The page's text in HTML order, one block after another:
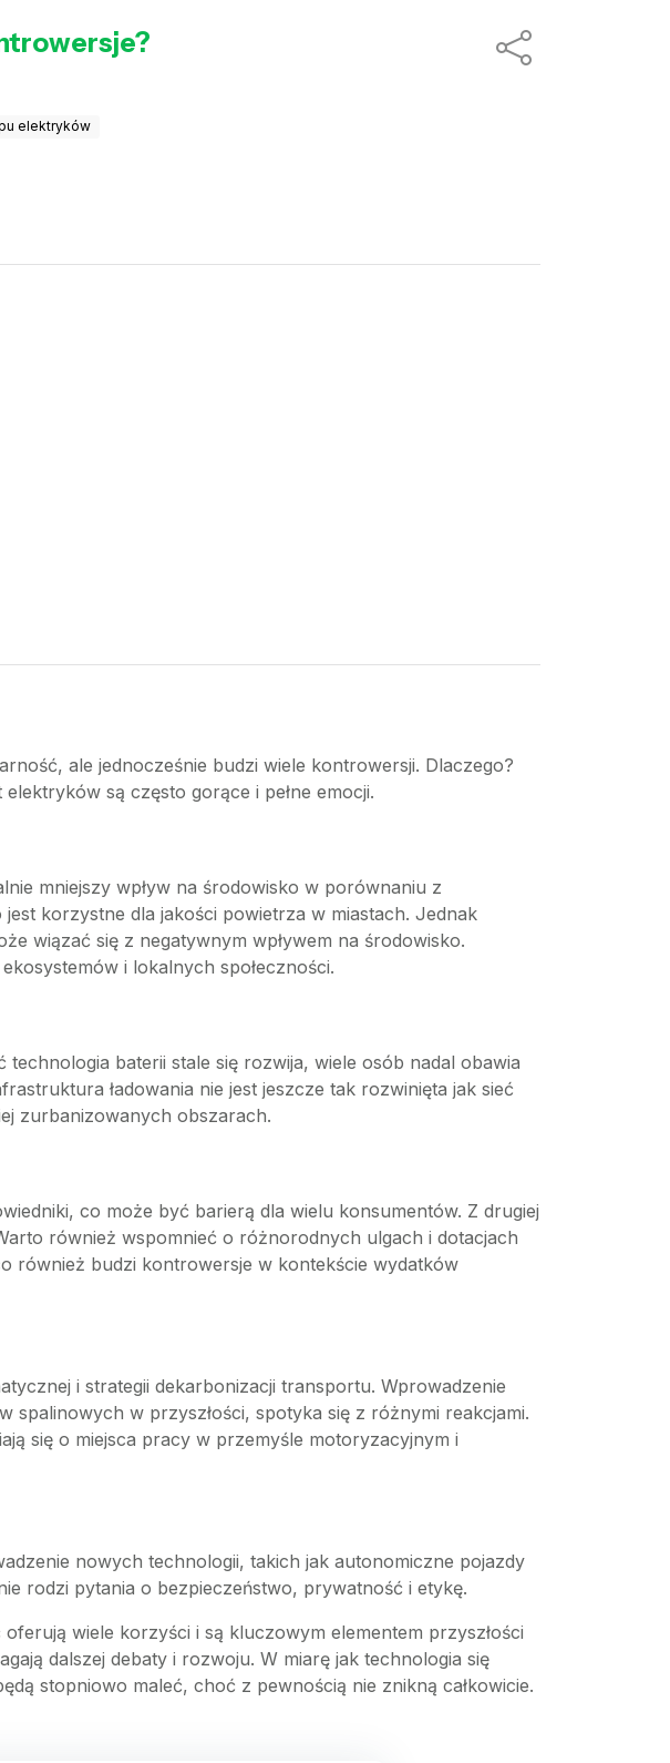
elektryków
ale jednocześnie budzi wiele kontrowersji. Dlaczego?
są często gorące i pełne emocji.
mniejszy wpływ na środowisko w porównaniu z
korzystne dla jakości powietrza w miastach. Jednak
wiązać się z negatywnym wpływem na środowisko.
i lokalnych społeczności.
baterii stale się rozwija, wiele osób nadal obawia
ładowania nie jest jeszcze tak rozwinięta jak sieć
zurbanizowanych obszarach.
co może być barierą dla wielu konsumentów. Z drugiej
również wspomnieć o różnorodnych ulgach i dotacjach
również budzi kontrowersje w kontekście wydatków
i strategii dekarbonizacji transportu. Wprowadzenie
w przyszłości, spotyka się z różnymi reakcjami.
się o miejsca pracy w przemyśle motoryzacyjnym i
nowych technologii, takich jak autonomiczne pojazdy
rodzi pytania o bezpieczeństwo, prywatność i etykę.
wiele korzyści i są kluczowym elementem przyszłości
dalszej debaty i rozwoju. W miarę jak technologia się
stopniowo maleć, choć z pewnością nie znikną całkowicie.